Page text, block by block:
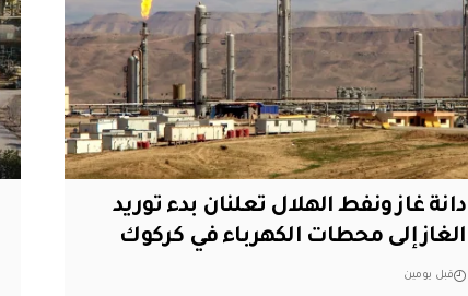
دانة غاز ونفط الهلال تعلنان بدء توريد
الغاز إلى محطات الكهرباء في كركوك
قبل يومين